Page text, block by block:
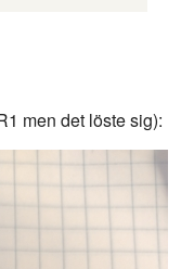
men det löste sig):